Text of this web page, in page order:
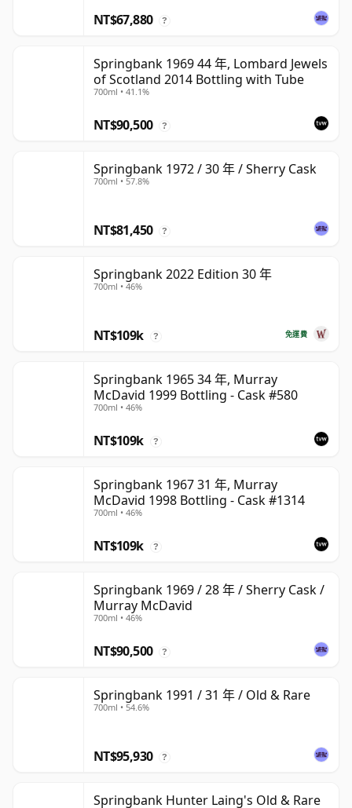
NT$67,880 ?
Springbank 1969 44 年, Lombard Jewels
of Scotland 2014 Bottling with Tube
700ml • 41.1%
NT$90,500 ?
Springbank 1972 / 30 年 / Sherry Cask
700ml • 57.8%
NT$81,450 ?
Springbank 2022 Edition 30 年
700ml • 46%
免運費
NT$109k ?
Springbank 1965 34 年, Murray
McDavid 1999 Bottling - Cask #580
700ml • 46%
NT$109k ?
Springbank 1967 31 年, Murray
McDavid 1998 Bottling - Cask #1314
700ml • 46%
NT$109k ?
Springbank 1969 / 28 年 / Sherry Cask /
Murray McDavid
700ml • 46%
NT$90,500 ?
Springbank 1991 / 31 年 / Old & Rare
700ml • 54.6%
NT$95,930 ?
Springbank Hunter Laing's Old & Rare